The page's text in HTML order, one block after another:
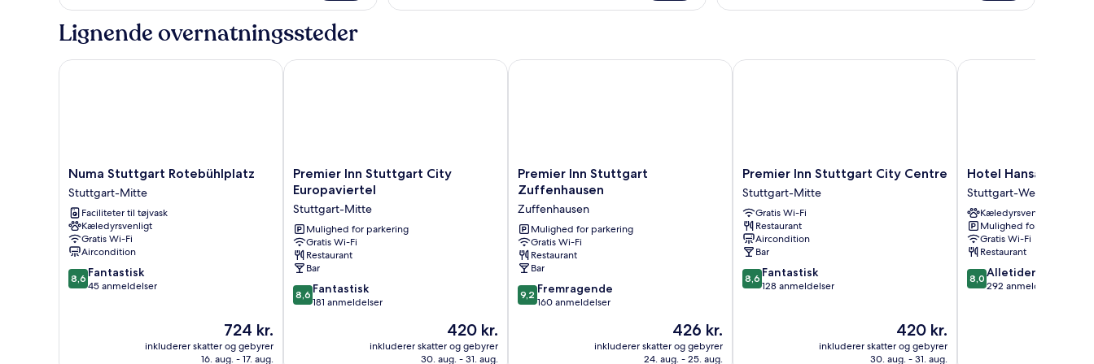
suite
Building)
(3
Lignende overnatningssteder
Numa
Stuttgart
Rotebühlplatz
Stuttgart-
Mitte
Numa Stuttgart Rotebühlplatz
Stuttgart-Mitte
Faciliteter til tøjvask
Kæledyrsvenligt
Gratis Wi-Fi
Aircondition
8.6
ud
8,6 Fantastisk
45 anmeldelser
Prisen
er
724 kr.
724 kr.
inkluderer skatter og gebyrer
16. aug. - 17. aug.
Numa Stuttgart Rotebühlplatz
Premier
Inn
Stuttgart
City
Europaviertel
Stuttgart-
Mitte
Premier Inn Stuttgart City
Europaviertel
Stuttgart-Mitte
Mulighed for parkering
Gratis Wi-Fi
Restaurant
Bar
8.6
ud
8,6 Fantastisk
181 anmeldelser
Prisen
er
420 kr.
420 kr.
inkluderer skatter og gebyrer
30. aug. - 31. aug.
Premier Inn Stuttgart City Europaviertel
Premier
Inn
Zuffenhausen
Zuffenhausen
Premier Inn Stuttgart
Zuffenhausen
Zuffenhausen
Mulighed for parkering
Gratis Wi-Fi
Restaurant
Bar
9.2
ud
9,2 Fremragende
160 anmeldelser
Prisen
er
426 kr.
426 kr.
inkluderer skatter og gebyrer
24. aug. - 25. aug.
Premier Inn Stuttgart Zuffenhausen
Premier
Inn
Stuttgart
City
Centre
Stuttgart-
Mitte
Premier Inn Stuttgart City Centre
Stuttgart-Mitte
Gratis Wi-Fi
Restaurant
Aircondition
Bar
8.6
ud
8,6 Fantastisk
128 anmeldelser
Prisen
er
420 kr.
420 kr.
inkluderer skatter og gebyrer
30. aug. - 31. aug.
Premier Inn Stuttgart City Centre
Hotel
Hansa
Stuttgart-
West
Hotel Hansa
Stuttgart-West
Kæledyrsvenligt
Mulighed for parkering
Gratis Wi-Fi
Restaurant
8.0
ud
8,0 Alletiders
292 anmeldelser
Hotel Hansa